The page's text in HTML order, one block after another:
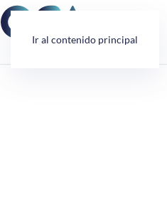
Ir al contenido principal
Panel de gestión de cookies